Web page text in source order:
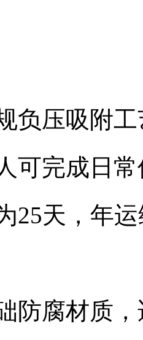
负压吸附
可完成日
25天，年
防腐材质